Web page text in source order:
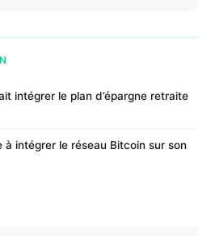
intégrer le plan d’épargne retraite
à intégrer le réseau Bitcoin sur son